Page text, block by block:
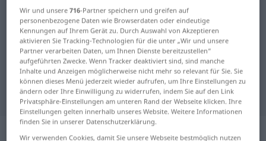
Deutsch-Englisch Übersetzung für
"Jalapenwurzel"
"Jalapenwurzel" Englisch
Übersetzung
: Femininum
Wir und unsere716-Partner speichern und greifen auf
personenbezogene Daten wie Browserdaten oder eindeutige
Kennungen auf Ihrem Gerät zu. Durch Auswahl von Akzeptieren
aktivieren Sie Tracking-Technologien für die unter „Wir und unsere
Partner verarbeiten Daten, um Ihnen Dienste bereitzustellen“
aufgeführten Zwecke. Wenn Tracker deaktiviert sind, sind manche
Inhalte und Anzeigen möglicherweise nicht mehr so relevant für Sie. Sie
können dieses Menü jederzeit wieder aufrufen, um Ihre Einstellungen zu
ändern oder Ihre Einwilligung zu widerrufen, indem Sie auf den Link
Privatsphäre-Einstellungen am unteren Rand der Webseite klicken. Ihre
Einstellungen gelten innerhalb unseres Website. Weitere Informationen
finden Sie in unserer Datenschutzerklärung.
Wir verwenden Cookies, damit Sie unsere Webseite bestmöglich nutzen